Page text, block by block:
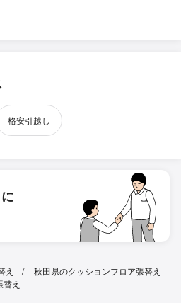
格安引越し
え
秋田県のクッションフロア張替え
え